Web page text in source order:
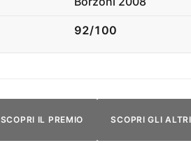
92/100
SCOPRI IL PREMIO SCOPRI GLI